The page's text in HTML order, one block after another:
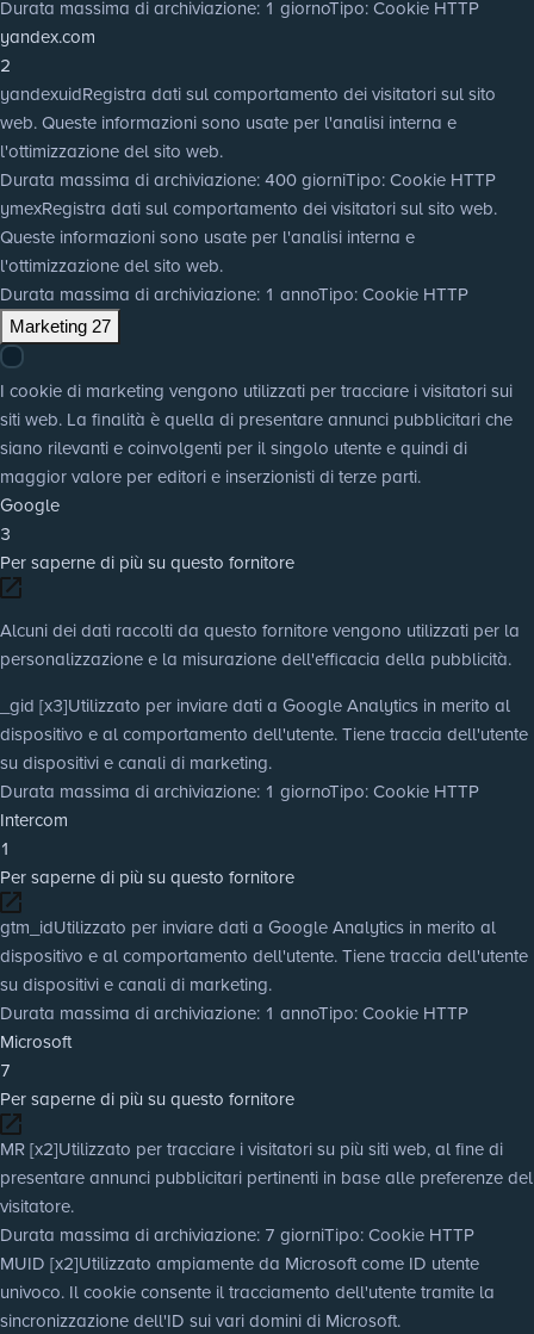
Durata massima di archiviazione: 1 giornoTipo: Cookie HTTP
yandex.com
2
yandexuidRegistra dati sul comportamento dei visitatori sul sito
web. Queste informazioni sono usate per l'analisi interna e
l'ottimizzazione del sito web.
Durata massima di archiviazione: 400 giorniTipo: Cookie HTTP
ymexRegistra dati sul comportamento dei visitatori sul sito web.
Queste informazioni sono usate per l'analisi interna e
l'ottimizzazione del sito web.
Durata massima di archiviazione: 1 annoTipo: Cookie HTTP
Marketing 27
I cookie di marketing vengono utilizzati per tracciare i visitatori sui
siti web. La finalità è quella di presentare annunci pubblicitari che
siano rilevanti e coinvolgenti per il singolo utente e quindi di
maggior valore per editori e inserzionisti di terze parti.
Google
3
Per saperne di più su questo fornitore
Alcuni dei dati raccolti da questo fornitore vengono utilizzati per la
personalizzazione e la misurazione dell'efficacia della pubblicità.
_gid [x3]Utilizzato per inviare dati a Google Analytics in merito al
dispositivo e al comportamento dell'utente. Tiene traccia dell'utente
su dispositivi e canali di marketing.
Durata massima di archiviazione: 1 giornoTipo: Cookie HTTP
Intercom
1
Per saperne di più su questo fornitore
gtm_idUtilizzato per inviare dati a Google Analytics in merito al
dispositivo e al comportamento dell'utente. Tiene traccia dell'utente
su dispositivi e canali di marketing.
Durata massima di archiviazione: 1 annoTipo: Cookie HTTP
Microsoft
7
Per saperne di più su questo fornitore
MR [x2]Utilizzato per tracciare i visitatori su più siti web, al fine di
presentare annunci pubblicitari pertinenti in base alle preferenze del
visitatore.
Durata massima di archiviazione: 7 giorniTipo: Cookie HTTP
MUID [x2]Utilizzato ampiamente da Microsoft come ID utente
univoco. Il cookie consente il tracciamento dell'utente tramite la
sincronizzazione dell'ID sui vari domini di Microsoft.